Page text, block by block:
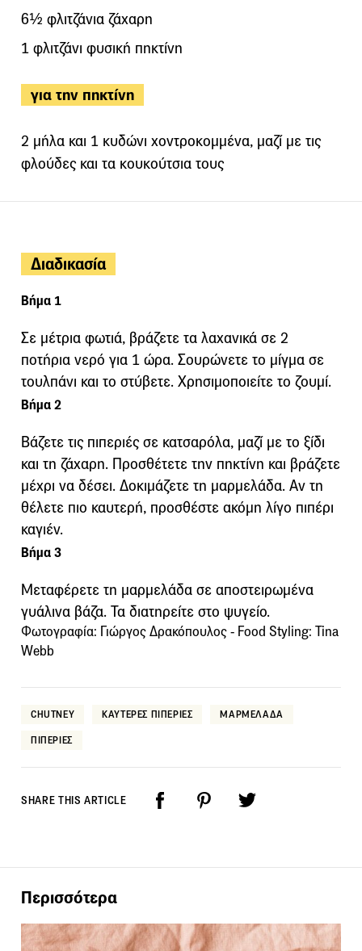
6½ φλιτζάνια ζάχαρη
1 φλιτζάνι φυσική πηκτίνη
για την πηκτίνη
2 μήλα και 1 κυδώνι χοντροκομμένα, μαζί με τις
φλούδες και τα κουκούτσια τους
Διαδικασία
Βήμα 1
Σε μέτρια φωτιά, βράζετε τα λαχανικά σε 2
ποτήρια νερό για 1 ώρα. Σουρώνετε το μίγμα σε
τουλπάνι και το στύβετε. Χρησιμοποιείτε το ζουμί.
Βήμα 2
Βάζετε τις πιπεριές σε κατσαρόλα, μαζί με το ξίδι
και τη ζάχαρη. Προσθέτετε την πηκτίνη και βράζετε
μέχρι να δέσει. Δοκιμάζετε τη μαρμελάδα. Αν τη
θέλετε πιο καυτερή, προσθέστε ακόμη λίγο πιπέρι
καγιέν.
Βήμα 3
Μεταφέρετε τη μαρμελάδα σε αποστειρωμένα
γυάλινα βάζα. Τα διατηρείτε στο ψυγείο.
Φωτογραφία: Γιώργος Δρακόπουλος - Food Styling: Tina
Webb
CHUTNEY ΚΑΥΤΕΡΕΣ ΠΙΠΕΡΙΕΣ ΜΑΡΜΕΛΑΔΑ
ΠΙΠΕΡΙΕΣ
SHARE THIS ARTICLE
Περισσότερα